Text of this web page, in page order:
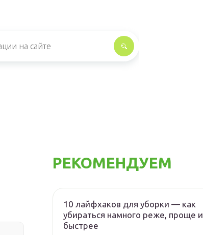
РЕКОМЕНДУЕМ
10 лайфхаков для уборки — как
убираться намного реже, проще и
быстрее